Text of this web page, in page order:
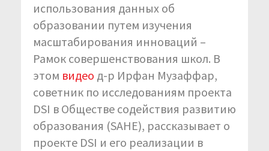
использования данных об
образовании путем изучения
масштабирования инноваций –
Рамок совершенствования школ. В
этом видео д-р Ирфан Музаффар,
советник по исследованиям проекта
DSI в Обществе содействия развитию
образования (SAHE), рассказывает о
проекте DSI и его реализации в